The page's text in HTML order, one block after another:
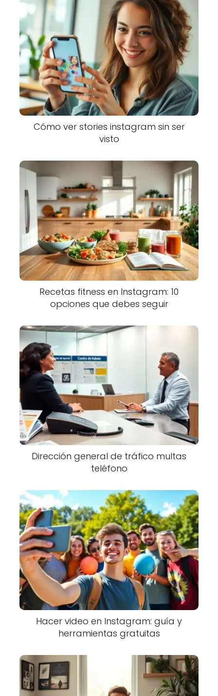
Cómo ver stories instagram sin ser
visto
Recetas fitness en Instagram: 10
opciones que debes seguir
Dirección general de tráfico multas
teléfono
Hacer video en Instagram: guía y
herramientas gratuitas